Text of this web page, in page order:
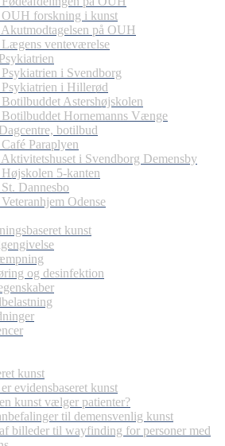
OUH forskning i kunst
Akutmodtagelsen på OUH
Lægens venteværelse
Psykiatrien i Svendborg
Psykiatrien i Hillerød
Botilbuddet Astershøjskolen
Botilbuddet Hornemanns Vænge
botilbud
Café Paraplyen
Aktivitetshuset i Svendborg Demensby
Højskolen 5-kanten
St. Dannesbo
Veteranhjem Odense
kunst
og desinfektion
kunst
evidensbaseret kunst
kunst vælger patienter?
til demensvenlig kunst
billeder til wayfinding for personer med